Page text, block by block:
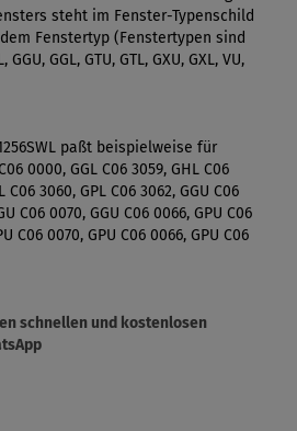
steht im Fenster-Typenschild
Fenstertyp (Fenstertypen sind
GGU, GGL, GTU, GTL, GXU, GXL, VU,
paßt beispielweise für
0000, GGL C06 3059, GHL C06
C06 3060, GPL C06 3062, GGU C06
C06 0070, GGU C06 0066, GPU C06
C06 0070, GPU C06 0066, GPU C06
schnellen und kostenlosen